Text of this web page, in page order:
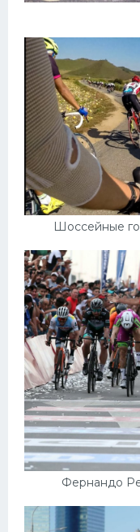
Шоссейные
Фернандо